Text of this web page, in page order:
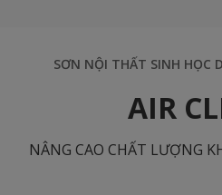
SƠN NỘI THẤT SINH HỌC
AIR
NÂNG CAO CHẤT LƯỢNG